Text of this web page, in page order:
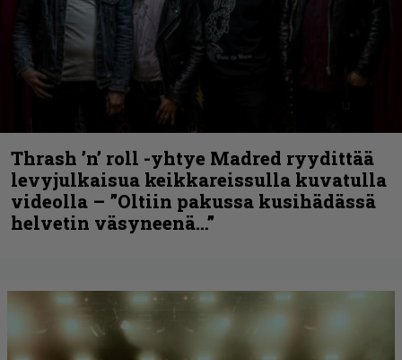
Thrash ’n’ roll -yhtye Madred ryydittää
levyjulkaisua keikkareissulla kuvatulla
videolla – ”Oltiin pakussa kusihädässä
helvetin väsyneenä…”